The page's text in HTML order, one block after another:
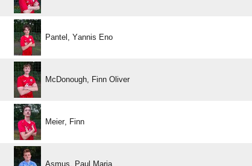
  
  
 
  